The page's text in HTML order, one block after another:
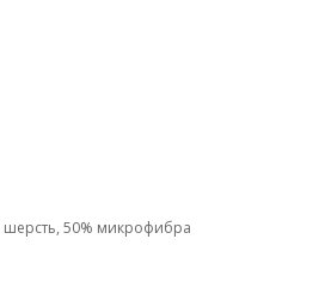
шерсть, 50% микрофибра